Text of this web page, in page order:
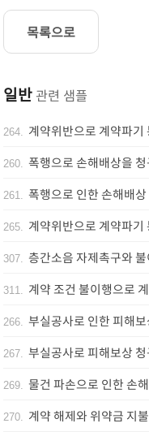
목록으로
일반 관련 샘플
264. 계약위반으로 계약파기
260. 폭행으로 손해배상을
261. 폭행으로 인한 손해배
265. 계약위반으로 계약파기
307. 층간소음 자제촉구와
311. 계약 조건 불이행으로
266. 부실공사로 인한 피해
267. 부실공사로 피해보상
269. 물건 파손으로 인한 손
270. 계약 해제와 위약금 지